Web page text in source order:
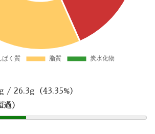
/ 26.3g（43.35%）
）